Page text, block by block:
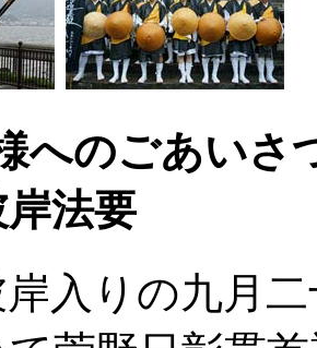
へのごあいさ
法要
入りの九月二